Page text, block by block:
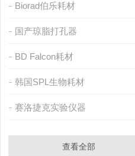
Biorad伯乐耗材
国产琼脂打孔器
BD Falcon耗材
韩国SPL生物耗材
赛洛捷克实验仪器
查看全部